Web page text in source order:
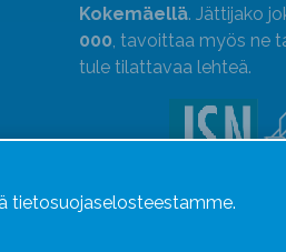
Kokemäellä. Jättijako
000, tavoittaa myös ne
tule tilattavaa lehteä.
Uutismedian Liiton jäsen.
tietosuojaselosteestamme.